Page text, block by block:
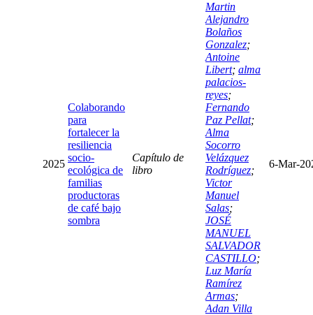
2025
Colaborando
para
fortalecer la
resiliencia
socio-
ecológica de
familias
productoras
de café bajo
sombra
Capítulo de
libro
Martin
Alejandro
Bolaños
Gonzalez;
Antoine
Libert; alma
palacios-
reyes;
Fernando
Paz Pellat;
Alma
Socorro
Velázquez
Rodríguez;
Victor
Manuel
Salas;
JOSÉ
MANUEL
SALVADOR
CASTILLO;
Luz María
Ramírez
Armas;
Adan Villa
6-Mar-